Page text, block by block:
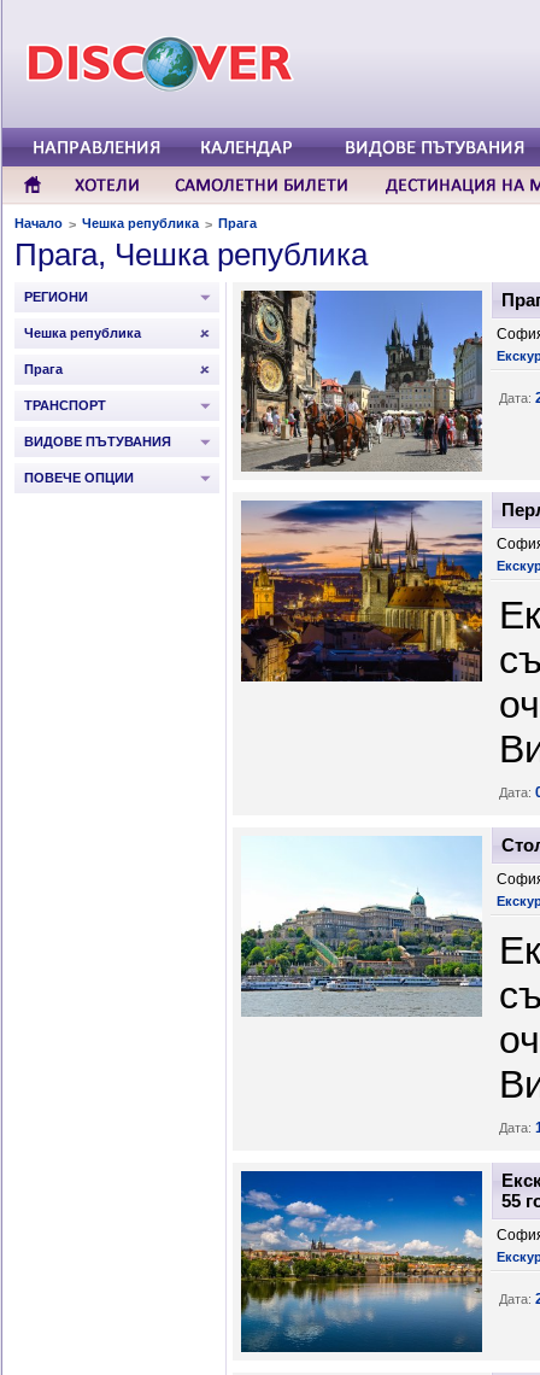
Начало > Чешка република > Прага
Прага, Чешка република
РЕГИОНИ
Чешка република
Прага
ТРАНСПОРТ
ВИДОВЕ ПЪТУВАНИЯ
ПОВЕЧЕ ОПЦИИ
Дата:
Дата:
Дата:
55
Дата: